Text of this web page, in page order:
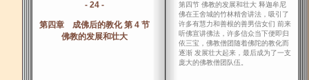
- 24 -
第四章 成佛后的教化 第 4 节
佛教的发展和壮大
第四节 佛教的发展和壮大 释迦牟尼
佛在王舍城的竹林精舍讲法，吸引了
许多有慧力和善根的善男信女们 前来
听佛宣讲佛法，许多信众当下便即归
依三宝，佛教僧团随着佛陀的教化而
逐渐 发展壮大起来，最后成为了一支
庞大的佛教僧团队伍。